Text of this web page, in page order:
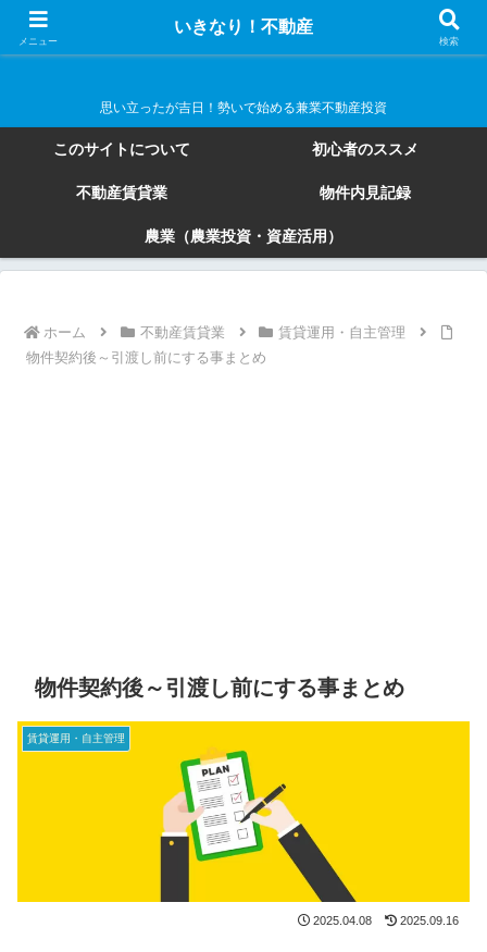
いきなり！不動産
思い立ったが吉日！勢いで始める兼業不動産投資
このサイトについて 初心者のススメ
不動産賃貸業 物件内見記録
農業（農業投資・資産活用）
ホーム 不動産賃貸業
賃貸運用・自主管理
物件契約後～引渡し前にする事まとめ
物件契約後～引渡し前にする事まとめ
賃貸運用・自主管理
2025.04.08 2025.09.16
メニュー
いきなり！不動産
検索